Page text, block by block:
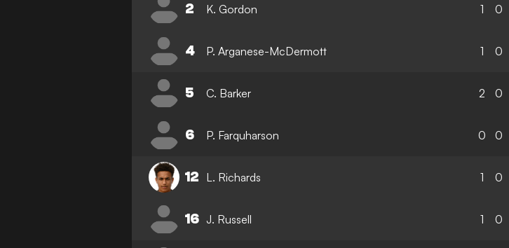
2 K. Gordon 1 0
4 P. Arganese-McDermott 1 0
5 C. Barker 2 0
6 P. Farquharson 0 0
12 L. Richards 1 0
16 J. Russell 1 0